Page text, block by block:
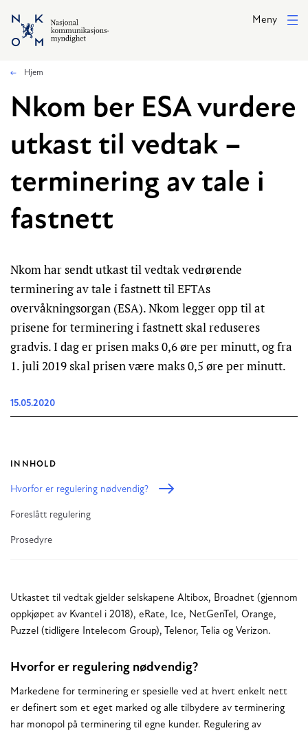
Hopp til hovedinnhold
Meny
Hjem
Nkom ber ESA vurdere
utkast til vedtak –
terminering av tale i
fastnett
Nkom har sendt utkast til vedtak vedrørende
terminering av tale i fastnett til EFTAs
overvåkningsorgan (ESA). Nkom legger opp til at
prisene for terminering i fastnett skal reduseres
gradvis. I dag er prisen maks 0,6 øre per minutt, og fra
1. juli 2019 skal prisen være maks 0,5 øre per minutt.
15.05.2020
INNHOLD
Hvorfor er regulering nødvendig?
Foreslått regulering
Prosedyre
Utkastet til vedtak gjelder selskapene Altibox, Broadnet (gjennom
oppkjøpet av Kvantel i 2018), eRate, Ice, NetGenTel, Orange,
Puzzel (tidligere Intelecom Group), Telenor, Telia og Verizon.
Hvorfor er regulering nødvendig?
Markedene for terminering er spesielle ved at hvert enkelt nett
er definert som et eget marked og alle tilbydere av terminering
har monopol på terminering til egne kunder. Regulering av